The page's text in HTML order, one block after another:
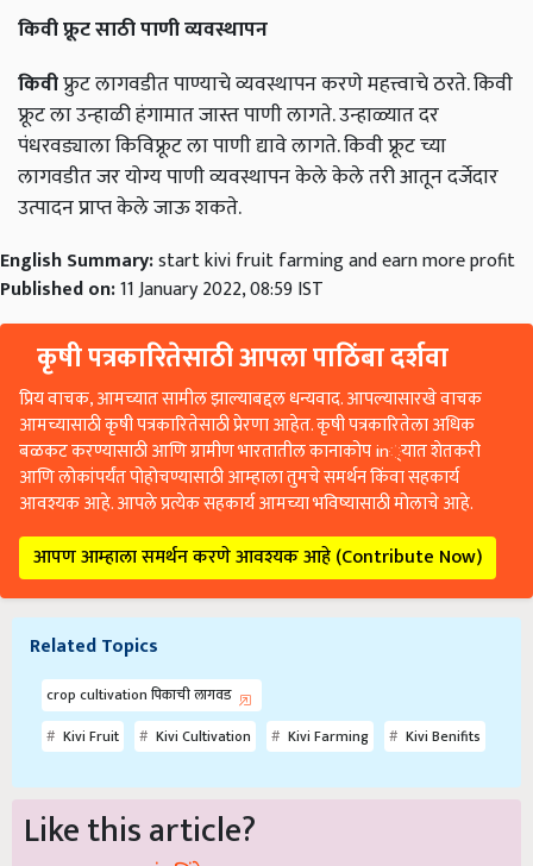
किवी फ्रूट साठी पाणी व्यवस्थापन
किवीफ्रुट लागवडीत पाण्याचे व्यवस्थापन करणे महत्त्वाचे ठरते. किवी
फ्रूट ला उन्हाळी हंगामात जास्त पाणी लागते. उन्हाळ्यात दर
पंधरवड्याला किविफ्रूट ला पाणी द्यावे लागते. किवी फ्रूट च्या
लागवडीत जर योग्य पाणी व्यवस्थापन केले केले तरी आतून दर्जेदार
उत्पादन प्राप्त केले जाऊ शकते.
English Summary:start kivi fruit farming and earn more profit
Published on:11 January 2022, 08:59 IST
कृषी पत्रकारितेसाठी आपला पाठिंबा दर्शवा
प्रिय वाचक, आमच्यात सामील झाल्याबद्दल धन्यवाद. आपल्यासारखे वाचक
आमच्यासाठी कृषी पत्रकारितेसाठी प्रेरणा आहेत. कृषी पत्रकारितेला अधिक
बळकट करण्यासाठी आणि ग्रामीण भारतातील कानाकोप in्यात शेतकरी
आणि लोकांपर्यंत पोहोचण्यासाठी आम्हाला तुमचे समर्थन किंवा सहकार्य
आवश्यक आहे. आपले प्रत्येक सहकार्य आमच्या भविष्यासाठी मोलाचे आहे.
आपण आम्हाला समर्थन करणे आवश्यक आहे (Contribute Now)
Related Topics
crop cultivation पिकाची लागवड
Kivi Fruit
Kivi Cultivation Kivi Farming Kivi Benifits
Like this article?